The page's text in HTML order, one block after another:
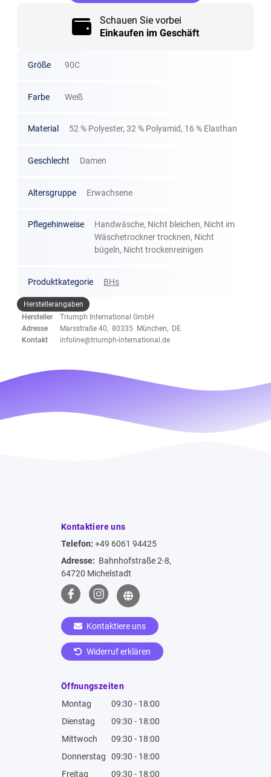
Schauen Sie vorbei
Einkaufen im Geschäft
Größe 90C
Farbe Weiß
Material 52 % Polyester, 32 % Polyamid, 16 % Elasthan
Geschlecht Damen
Altersgruppe Erwachsene
Pflegehinweise
Handwäsche, Nicht bleichen, Nicht im
Wäschetrockner trocknen, Nicht
bügeln, Nicht trockenreinigen
Produktkategorie BHs
Herstellerangaben
Hersteller
Triumph International GmbH
Adresse
Marsstraße 40, 80335 München, DE
Kontakt
infoline@triumph-international.de
Kontaktiere uns
Telefon: +49 6061 94425
Adresse: Bahnhofstraße 2-8,
64720 Michelstadt
Kontaktiere uns
Widerruf erklären
Öffnungszeiten
Montag
09:30 - 18:00
Dienstag
09:30 - 18:00
Mittwoch
09:30 - 18:00
Donnerstag
09:30 - 18:00
Freitag
09:30 - 18:00